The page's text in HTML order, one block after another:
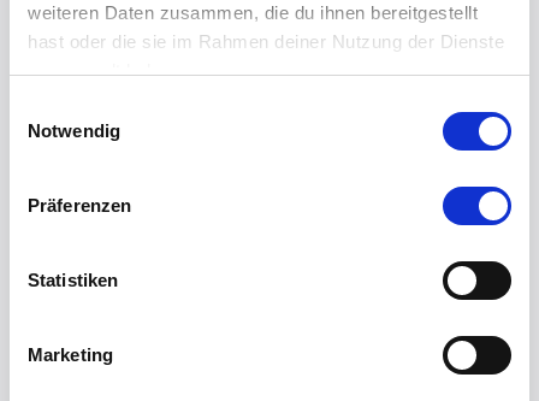
weiteren Daten zusammen, die du ihnen bereitgestellt
hast oder die sie im Rahmen deiner Nutzung der Dienste
gesammelt haben.
Notwendig
Präferenzen
Statistiken
Marketing
Segeln für Singles & Alleinreisende 30-49 Mallorca